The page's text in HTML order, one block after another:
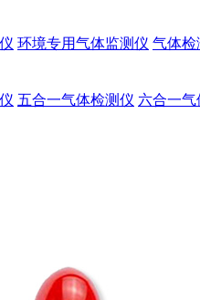
环境专用气体监测仪 气体检
五合一气体检测仪 六合一气